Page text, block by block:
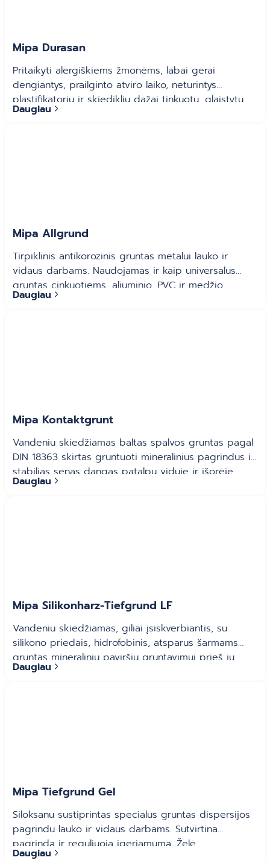
Mipa Durasan
Pritaikyti alergiškiems žmonėms, labai gerai
dengiantys, prailginto atviro laiko, neturintys
plastifikatorių ir skiediklių dažai tinkuotų, glaistytų
bei gipso kartono plokščių paviršių dažymui patalpų
Daugiau
Mipa Allgrund
Tirpiklinis antikorozinis gruntas metalui lauko ir
vidaus darbams. Naudojamas ir kaip universalus
gruntas cinkuotiems, aliuminio, PVC ir medžio
paviršiams.
Daugiau
Mipa Kontaktgrunt
Vandeniu skiedžiamas baltas spalvos gruntas pagal
DIN 18363 skirtas gruntuoti mineralinius pagrindus ir
stabilias senas dangas patalpų viduje ir išorėje.
Naudojamas kaip sukibimą gerinanti grunto danga
Daugiau
Mipa Silikonharz-Tiefgrund LF
Vandeniu skiedžiamas, giliai įsiskverbiantis, su
silikono priedais, hidrofobinis, atsparus šarmams
gruntas mineralinių paviršių gruntavimui prieš jų
dažymą silikoniniais ir siloksaniniais dažais patalpų
Daugiau
Mipa Tiefgrund Gel
Siloksanu sustiprintas specialus gruntas dispersijos
pagrindu lauko ir vidaus darbams. Sutvirtina
pagrindą ir reguliuoja įgeriamumą. Želė
konsistencija neleidžia lašėti ir palengvina darbą.
Daugiau